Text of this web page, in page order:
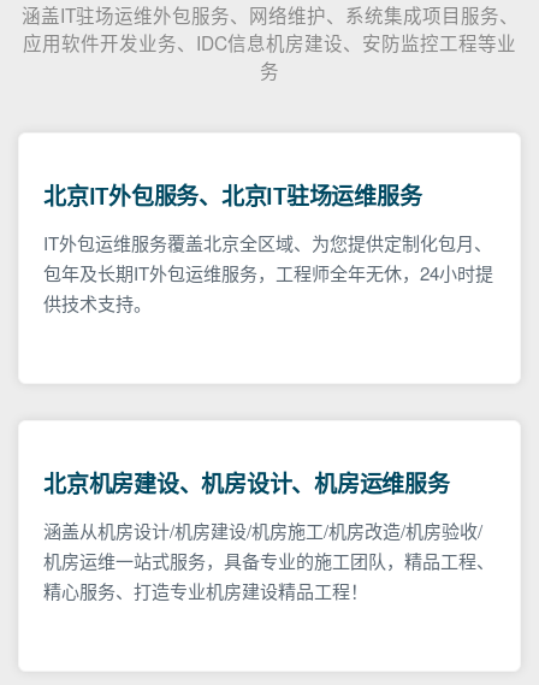
涵盖IT驻场运维外包服务、网络维护、系统集成项目服务、
应用软件开发业务、IDC信息机房建设、安防监控工程等业
务
北京IT外包服务、北京IT驻场运维服务
IT外包运维服务覆盖北京全区域、为您提供定制化包月、
包年及长期IT外包运维服务，工程师全年无休，24小时提
供技术支持。
北京机房建设、机房设计、机房运维服务
涵盖从机房设计/机房建设/机房施工/机房改造/机房验收/
机房运维一站式服务，具备专业的施工团队，精品工程、
精心服务、打造专业机房建设精品工程！